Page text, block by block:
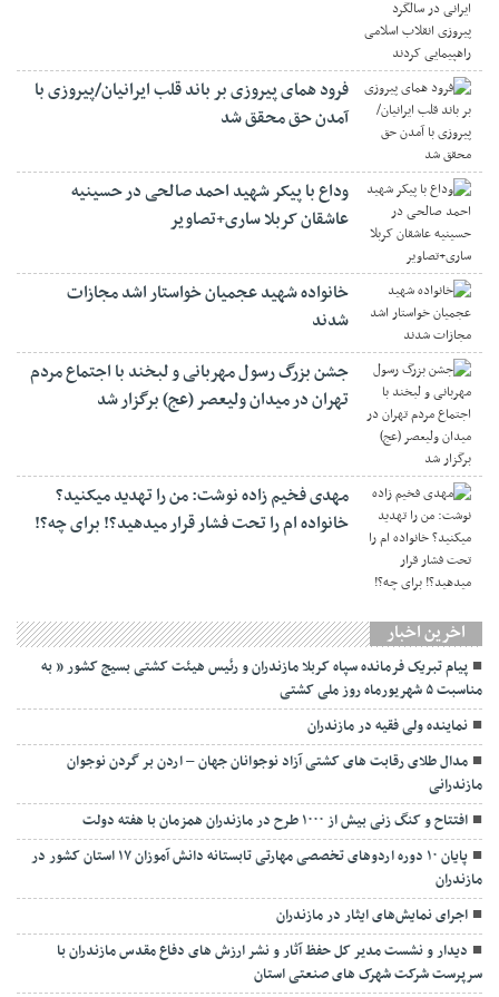
فرود همای پیروزی بر باند قلب ایرانیان/پیروزی با
آمدن حق محقق شد
وداع با پیکر شهید احمد صالحی‌ در حسینیه
عاشقان کربلا ساری+تصاویر
خانواده شهید عجمیان خواستار اشد مجازات
شدند
جشن بزرگ رسول مهربانی و لبخند با اجتماع مردم
تهران در میدان ولیعصر (عج) برگزار شد
مهدی فخیم زاده نوشت: من را تهدید میکنید؟
خانواده ام را‌ تحت فشار قرار میدهید؟! برای چه؟!
اخرین اخبار
پیام تبریک فرمانده سپاه کربلا مازندران و رئیس هیئت کشتی بسیج کشور ” به
مناسبت ۵ شهریورماه روز ملی کشتی
نماينده ولی فقیه در مازندران
مدال طلای رقابت های کشتی آزاد نوجوانان جهان – اردن بر گردن نوجوان
مازندرانی
افتتاح و کنگ زنی بیش از ۱۰۰۰ طرح در مازندران همزمان با هفته دولت
پایان ۱۰ دوره اردوهای تخصصی مهارتی تابستانه دانش آموزان ۱۷ استان کشور در
مازندران
اجرای نمایش‌های ایثار در مازندران
دیدار و نشست مدیر کل حفظ آثار و نشر ارزش های دفاع مقدس مازندران با
سرپرست شرکت شهرک های صنعتی استان